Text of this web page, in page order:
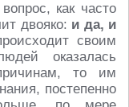
как часто
двояко: и да, и
своим
оказалась
то им
постепенно